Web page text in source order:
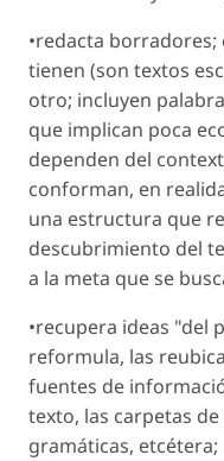
•redacta
tienen (son textos
otro; incluyen
que implican poca
dependen del
conforman, en
una estructura que
descubrimiento del
a la meta que se
•recupera ideas "del
reformula, las
fuentes de
texto, las carpetas
gramáticas, etcétera;